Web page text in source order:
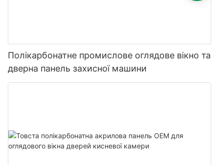
Полікарбонатне промислове оглядове вікно та
дверна панель захисної машини